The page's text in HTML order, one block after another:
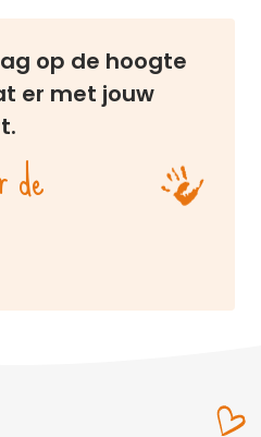
op de hoogte
er met jouw
de
nieuw venster)